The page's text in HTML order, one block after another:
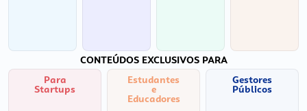
CONTEÚDOS EXCLUSIVOS PARA
Para
Startups
Estudantes
e
Educadores
Gestores
Públicos